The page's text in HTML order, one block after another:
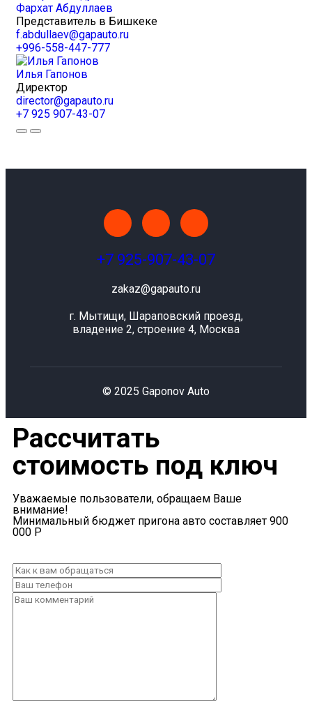
Фархат Абдуллаев
Представитель в Бишкеке
f.abdullaev@gapauto.ru
+996-558-447-777
Илья Гапонов
Директор
director@gapauto.ru
+7 925 907-43-07
+7 925-907-43-07
zakaz@gapauto.ru
г. Мытищи, Шараповский проезд,
владение 2, строение 4, Москва
© 2025 Gaponov Auto
Рассчитать
стоимость под ключ
Уважаемые пользователи, обращаем Ваше
внимание!
Минимальный бюджет пригона авто составляет 900
000 Р